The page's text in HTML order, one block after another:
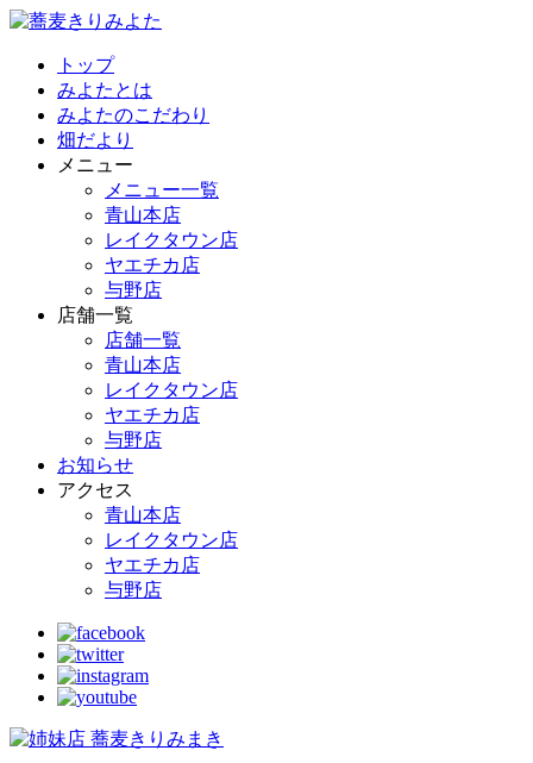
トップ
みよたとは
みよたのこだわり
畑だより
メニュー
メニュー一覧
青山本店
レイクタウン店
ヤエチカ店
与野店
店舗一覧
店舗一覧
青山本店
レイクタウン店
ヤエチカ店
与野店
お知らせ
アクセス
青山本店
レイクタウン店
ヤエチカ店
与野店